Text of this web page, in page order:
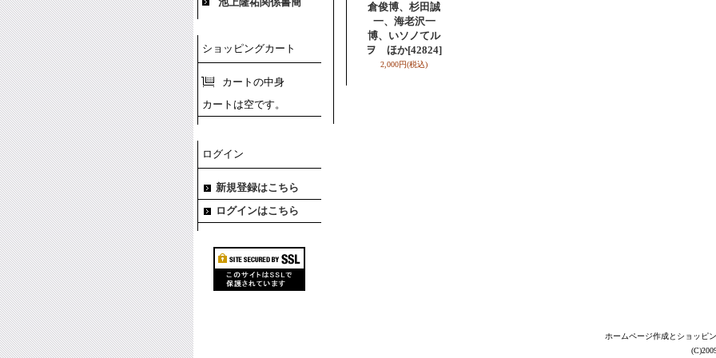
ショッピングカート
カートの中身
カートは空です。
ログイン
新規登録はこちら
ログインはこちら
倉俊博、杉田誠
一、海老沢一
博、いソノてル
ヲ ほか[42824]
2,000円(税込)
ホームページ作成とショッピ